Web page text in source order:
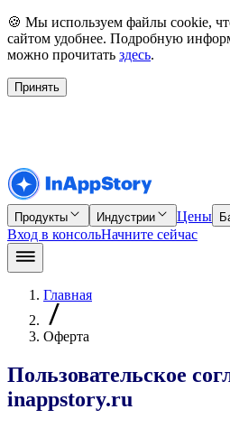
🍪 Мы используем файлы cookie,
сайтом удобнее. Подробную
можно прочитать здесь.
Принять
Продукты Индустрии Цены
Вход в консольНачните сейчас
Главная
Оферта
Пользовательское
inappstory.ru